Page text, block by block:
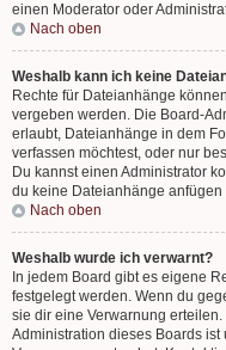
einen Moderator oder
Nach oben
Weshalb kann ich keine
Rechte für Dateianhänge
vergeben werden. Die Board-
erlaubt, Dateianhänge in dem
verfassen möchtest, oder nur
Du kannst einen Administrator
du keine Dateianhänge anfügen
Nach oben
Weshalb wurde ich verwarnt?
In jedem Board gibt es eigene
festgelegt werden. Wenn du
sie dir eine Verwarnung
Administration dieses Boards